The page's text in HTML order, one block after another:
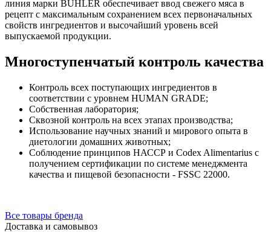
линия марки BUHLER обеспечивает ввод свежего мяса в
рецепт с максимальным сохранением всех первоначальных
свойств ингредиентов и высочайший уровень всей
выпускаемой продукции.
Многоступенчатый контроль качества
Контроль всех поступающих ингредиентов в
соответствии с уровнем HUMAN GRADE;
Собственная лаборатория;
Сквозной контроль на всех этапах производства;
Использование научных знаний и мирового опыта в
диетологии домашних животных;
Соблюдение принципов НАССР и Codex Alimentarius с
получением сертификации по системе менеджмента
качества и пищевой безопасности - FSSC 22000.
Все товары бренда
Доставка и самовывоз